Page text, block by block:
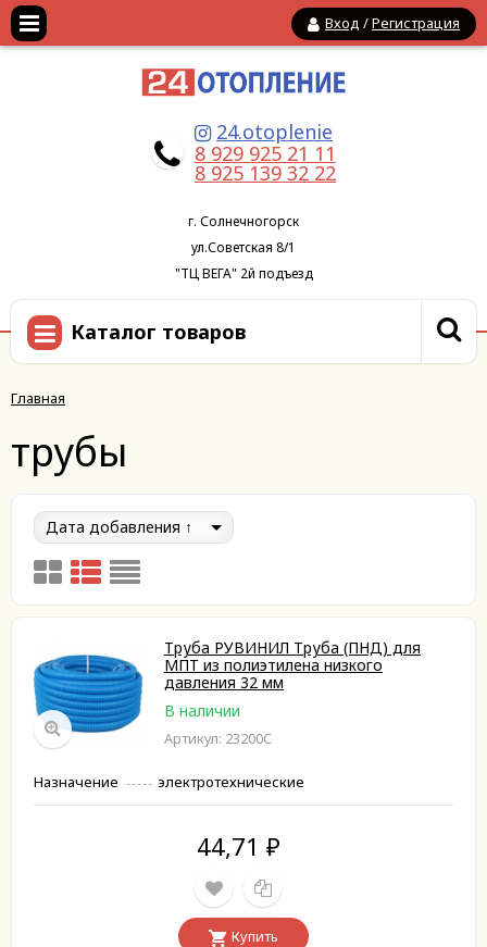
Вход /Регистрация
24.otoplenie
8 929 925 21 11
8 925 139 32 22
г. Солнечногорск
ул.Советская 8/1
"ТЦ ВЕГА" 2й подъезд
Каталог товаров
Главная
трубы
Дата добавления
Труба РУВИНИЛ Труба (ПНД) для
МПТ из полиэтилена низкого
давления 32 мм
В наличии
Артикул: 23200С
Назначение электротехнические
44,71 ₽
Купить